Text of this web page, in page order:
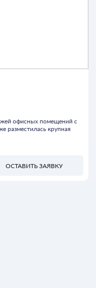
офисных помещений с
разместилась крупная
ОСТАВИТЬ ЗАЯВКУ